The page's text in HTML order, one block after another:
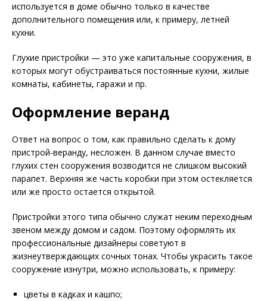
используется в доме обычно только в качестве
дополнительного помещения или, к примеру, летней
кухни.
Глухие пристройки — это уже капитальные сооружения, в
которых могут обустраиваться постоянные кухни, жилые
комнаты, кабинеты, гаражи и пр.
Оформление веранд
Ответ на вопрос о том, как правильно сделать к дому
пристрой-веранду, несложен. В данном случае вместо
глухих стен сооружения возводится не слишком высокий
парапет. Верхняя же часть коробки при этом остекляется
или же просто остается открытой.
Пристройки этого типа обычно служат неким переходным
звеном между домом и садом. Поэтому оформлять их
профессиональные дизайнеры советуют в
жизнеутверждающих сочных тонах. Чтобы украсить такое
сооружение изнутри, можно использовать, к примеру:
цветы в кадках и кашпо;